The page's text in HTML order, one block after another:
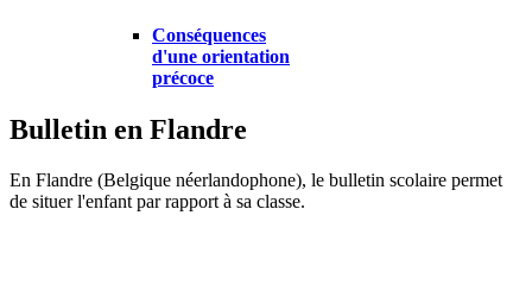
Conséquences
d'une orientation
précoce
Bulletin en Flandre
En Flandre (Belgique néerlandophone), le bulletin scolaire permet
de situer l'enfant par rapport à sa classe.